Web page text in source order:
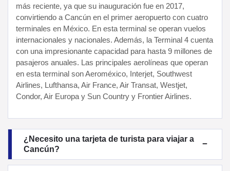
más reciente, ya que su inauguración fue en 2017,
convirtiendo a Cancún en el primer aeropuerto con cuatro
terminales en México. En esta terminal se operan vuelos
internacionales y nacionales. Además, la Terminal 4 cuenta
con una impresionante capacidad para hasta 9 millones de
pasajeros anuales. Las principales aerolíneas que operan
en esta terminal son Aeroméxico, Interjet, Southwest
Airlines, Lufthansa, Air France, Air Transat, Westjet,
Condor, Air Europa y Sun Country y Frontier Airlines.
¿Necesito una tarjeta de turista para viajar a
Cancún?